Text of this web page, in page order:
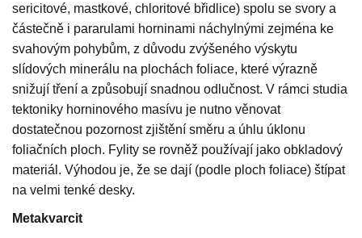
sericitové, mastkové, chloritové břidlice) spolu se svory a
částečně i pararulami horninami náchylnými zejména ke
svahovým pohybům, z důvodu zvýšeného výskytu
slídových minerálu na plochách foliace, které výrazně
snižují tření a způsobují snadnou odlučnost. V rámci studia
tektoniky horninového masívu je nutno věnovat
dostatečnou pozornost zjištění směru a úhlu úklonu
foliačních ploch. Fylity se rovněž používají jako obkladový
materiál. Výhodou je, že se dají (podle ploch foliace) štípat
na velmi tenké desky.
Metakvarcit